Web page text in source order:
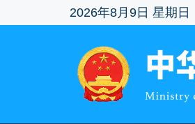
2026年8月9日 星期日